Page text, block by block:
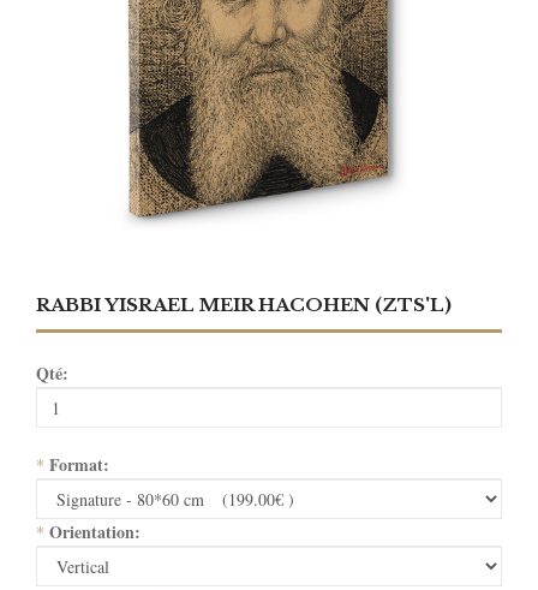
RABBI YISRAEL MEIR HACOHEN (ZTS'L)
Qté:
* Format:
* Orientation: